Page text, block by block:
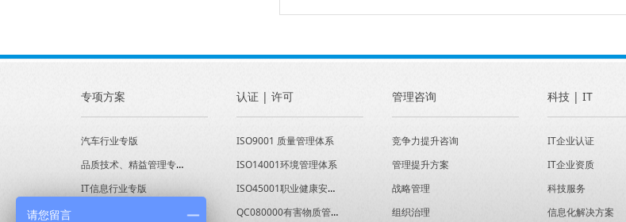
专项方案
汽车行业专版
品质技术、精益管理专版
IT信息行业专版
认证 | 许可
ISO9001 质量管理体系
ISO14001环境管理体系
ISO45001职业健康安全管理体系
QC080000有害物质管理体系
管理咨询
竞争力提升咨询
管理提升方案
战略管理
组织治理
科技 | IT
IT企业认证
IT企业资质
科技服务
信息化解决方案
请您留言